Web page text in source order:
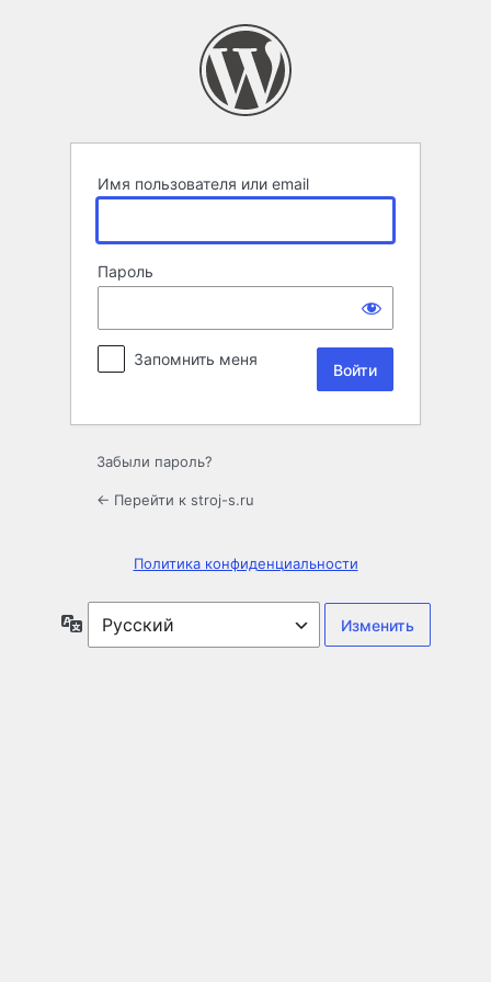
Имя пользователя или email
Пароль
Запомнить меня
Забыли пароль?
← Перейти к stroj-s.ru
Политика конфиденциальности
Язык